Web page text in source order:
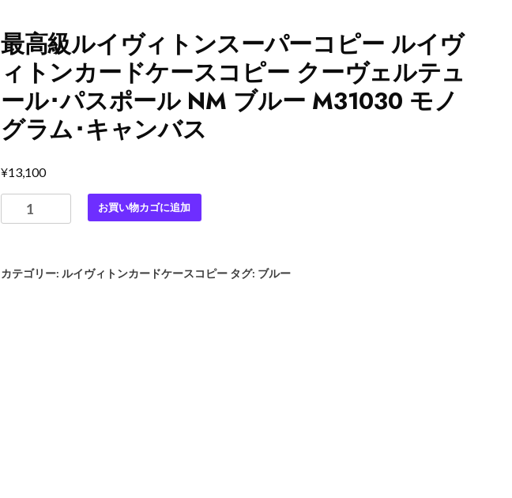
最高級ルイヴィトンスーパーコピー ルイヴ
ィトンカードケースコピー クーヴェルテュ
ール･パスポール NM ブルー M31030 モノ
グラム･キャンバス
¥13,100
高
イ
お買い物カゴに追加
カテゴリー: ルイヴィトンカードケースコピー タグ: ブルー